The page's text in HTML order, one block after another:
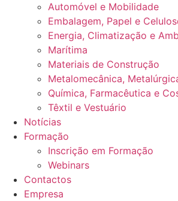
Automóvel e Mobilidade
Embalagem, Papel e
Energia, Climatização e
Marítima
Materiais de Construção
Metalomecânica,
Química, Farmacêutica e
Têxtil e Vestuário
Notícias
Formação
Inscrição em Formação
Webinars
Contactos
Empresa